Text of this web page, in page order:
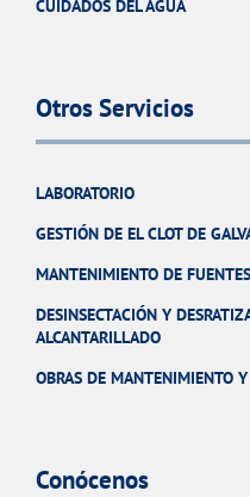
CUIDADOS DEL AGUA
Otros Servicios
LABORATORIO
GESTIÓN DE EL CLOT DE
MANTENIMIENTO DE
DESINSECTACIÓN Y
ALCANTARILLADO
OBRAS DE MANTENIMIENTO
Conócenos